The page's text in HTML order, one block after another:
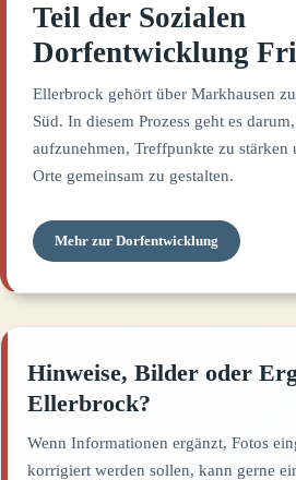
Teil der Sozialen
Dorfentwicklung
Ellerbrock gehört über Markhausen
Süd. In diesem Prozess geht es
aufzunehmen, Treffpunkte zu
Orte gemeinsam zu gestalten.
Mehr zur Dorfentwicklung
Hinweise, Bilder oder
Ellerbrock?
Wenn Informationen ergänzt, Fotos
korrigiert werden sollen, kann gerne